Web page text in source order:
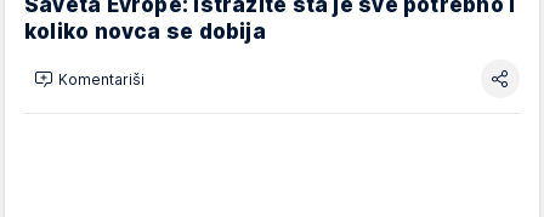
Saveta Evrope: Istražite šta je sve potrebno i
koliko novca se dobija
Komentariši